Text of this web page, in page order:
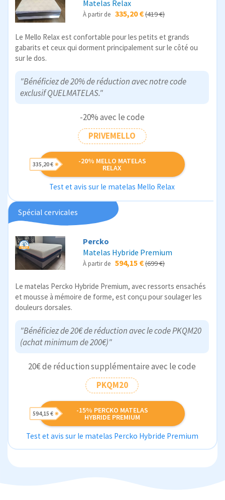
Matelas Relax
À partir de335,20 €(419 €)
Le Mello Relax est confortable pour les petits et grands
gabarits et ceux qui dorment principalement sur le côté ou
sur le dos.
"Bénéficiez de 20% de réduction avec notre code
exclusif QUELMATELAS."
-20% avec le code
PRIVEMELLO
-20% MELLO MATELAS
RELAX
335,20 €
Test et avis sur le matelas Mello Relax
Spécial cervicales
Percko
Matelas Hybride Premium
À partir de594,15 €(699 €)
Le matelas Percko Hybride Premium, avec ressorts ensachés
et mousse à mémoire de forme, est conçu pour soulager les
douleurs dorsales.
"Bénéficiez de 20€ de réduction avec le code PKQM20
(achat minimum de 200€)"
20€ de réduction supplémentaire avec le code
PKQM20
-15% PERCKO MATELAS
HYBRIDE PREMIUM
594,15 €
Test et avis sur le matelas Percko Hybride Premium